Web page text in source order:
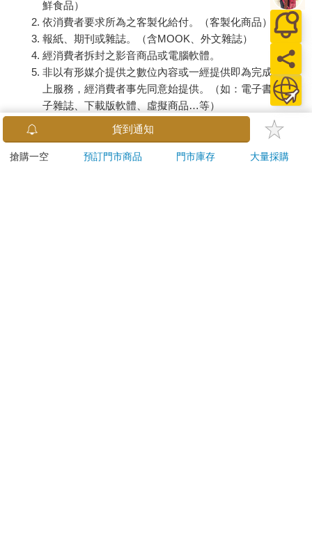
鮮食品）
依消費者要求所為之客製化給付。（客製化商品）
報紙、期刊或雜誌。（含MOOK、外文雜誌）
經消費者拆封之影音商品或電腦軟體。
非以有形媒介提供之數位內容或一經提供即為完成之線
上服務，經消費者事先同意始提供。（如：電子書、電
子雜誌、下載版軟體、虛擬商品…等）
已拆封之個人衛生用品。（如：內衣褲、刮鬍刀、除毛
若非上列種類商品，均享有到貨7天的猶豫期（含例假
貨到通知
搶購一空 預訂門市商品 門市庫存 大量採購